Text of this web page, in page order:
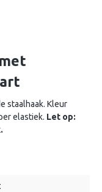
staalhaak. Kleur
elastiek. Let op: